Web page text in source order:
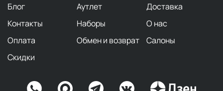
Блог Аутлет
Доставка
Контакты
Наборы
О нас
Оплата
Обмен и возврат
Салоны
Скидки